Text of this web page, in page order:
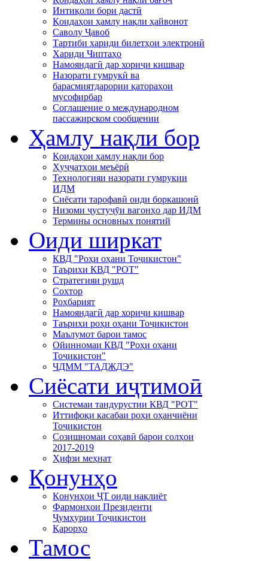
Интиқоли бори дастӣ
Қоидаҳои ҳамлу нақли ҳайвонот
Саволу Ҷавоб
Тартиби хариди билетҳои электронӣ
Хариди Чиптаҳо
Намояндагӣ дар хориҷи кишвар
Назорати гумрукӣ ва
барасмиятдарории қатораҳои
мусофирбар
Соглашение о международном
пассажирском сообщении
Ҳамлу нақли бор
Қоидаҳои ҳамлу нақли бор
Ҳуҷҷатҳои меъёрӣ
Технологияи назорати гумрукии
ИДМ
Сиёсати тарофавӣ оиди боркашонӣ
Низоми ҷустуҷӯи вагонҳо дар ИДМ
Термины основных понятий
Оиди ширкат
КВД "Роҳи оҳани Тоҷикистон"
Таърихи КВД "РОТ"
Стратегияи рушд
Сохтор
Роҳбарият
Намояндагӣ дар хориҷи кишвар
Таърихи роҳи оҳани Тоҷикистон
Маълумот барои тамос
Ойинномаи КВД "Роҳи оҳани
Тоҷикистон"
ЧДММ "ТАДЖДЭ"
Сиёсати иҷтимоӣ
Системаи тандурустии КВД "РОТ"
Иттифоқи касабаи роҳи оҳанчиёни
Тоҷикистон
Созишномаи соҳавӣ барои солҳои
2017-2019
Ҳифзи меҳнат
Қонунҳо
Қонунҳои ҶТ оиди нақлиёт
Фармонҳои Президенти
Ҷумҳурии Тоҷикистон
Қарорҳо
Тамос